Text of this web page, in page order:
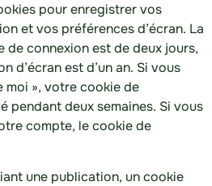
pour enregistrer vos
et vos préférences d’écran. La
de connexion est de deux jours,
d’écran est d’un an. Si vous
moi », votre cookie de
pendant deux semaines. Si vous
compte, le cookie de
une publication, un cookie